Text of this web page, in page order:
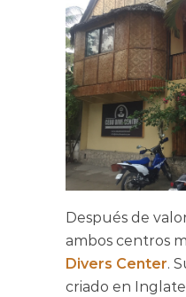
Después de
ambos centros
Divers Center.
criado en